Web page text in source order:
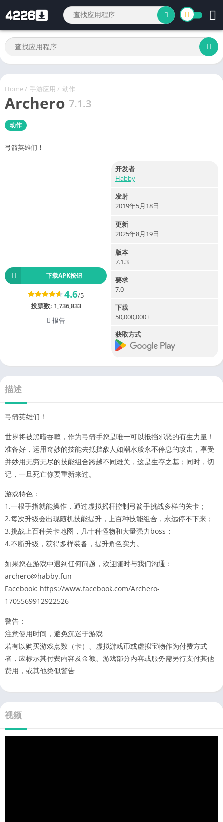
Home/ 手游应用 / 动作
Archero 7.1.3
动作
弓箭英雄们！
下载APK按钮
4.6/5
投票数: 1,736,833
报告
开发者
Habby
发射
2019年5月18日
更新
2025年8月19日
版本
7.1.3
要求
7.0
下载
50,000,000+
获取方式
描述
弓箭英雄们！
世界将被黑暗吞噬，作为弓箭手您是唯一可以抵挡邪恶的有生力量！
准备好，运用奇妙的技能去抵挡敌人如潮水般永不停息的攻击，享受
并妙用无穷无尽的技能组合跨越不同难关，这是生存之基；同时，切
记，一旦死亡你要重新来过。
游戏特色：
1.一根手指就能操作，通过虚拟摇杆控制弓箭手挑战多样的关卡；
2.每次升级会出现随机技能提升，上百种技能组合，永远停不下来；
3.挑战上百种关卡地图，几十种怪物和大量强力boss；
4.不断升级，获得多样装备，提升角色实力。
如果您在游戏中遇到任何问题，欢迎随时与我们沟通：
archero@habby.fun
Facebook: https://www.facebook.com/Archero-
1705569912922526
警告：
注意使用时间，避免沉迷于游戏
若有以购买游戏点数（卡）、虚拟游戏币或虚拟宝物作为付费方式
者，应标示其付费内容及金额、游戏部分内容或服务需另行支付其他
费用，或其他类似警告
视频